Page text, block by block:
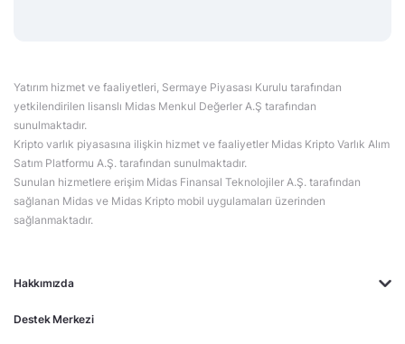
Hakkımızda
Destek Merkezi
Yatırım hizmet ve faaliyetleri, Sermaye Piyasası Kurulu tarafından
yetkilendirilen lisanslı Midas Menkul Değerler A.Ş tarafından
sunulmaktadır.
Kripto varlık piyasasına ilişkin hizmet ve faaliyetler Midas Kripto Varlık Alım
Satım Platformu A.Ş. tarafından sunulmaktadır.
Sunulan hizmetlere erişim Midas Finansal Teknolojiler A.Ş. tarafından
sağlanan Midas ve Midas Kripto mobil uygulamaları üzerinden
sağlanmaktadır.